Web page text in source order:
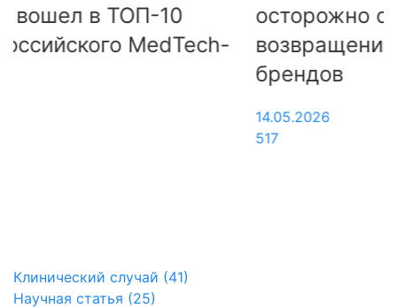
осторожно относятся к
возвращению иностранных
Клинический случай (41)
Научная статья (25)